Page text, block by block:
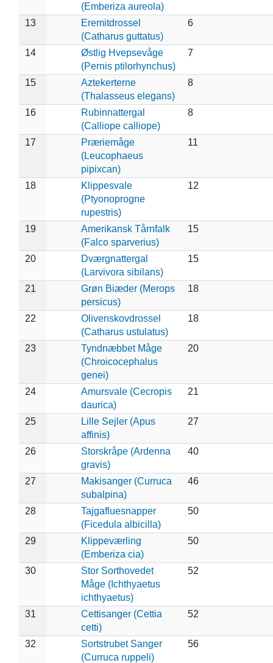
(Emberiza aureola)
13
Eremitdrossel
(Catharus guttatus)
6
14
Østlig Hvepsevåge
(Pernis ptilorhynchus)
7
15
Aztekerterne
(Thalasseus elegans)
8
16
Rubinnattergal
(Calliope calliope)
8
17
Præriemåge
(Leucophaeus
pipixcan)
11
18
Klippesvale
(Ptyonoprogne
rupestris)
12
19
Amerikansk Tårnfalk
(Falco sparverius)
15
20
Dværgnattergal
(Larvivora sibilans)
15
21
Grøn Biæder (Merops
persicus)
18
22
Olivenskovdrossel
(Catharus ustulatus)
18
23
Tyndnæbbet Måge
(Chroicocephalus
genei)
20
24
Amursvale (Cecropis
daurica)
21
25
Lille Sejler (Apus
affinis)
27
26
Storskråpe (Ardenna
gravis)
40
27
Makisanger (Curruca
subalpina)
46
28
Tajgafluesnapper
(Ficedula albicilla)
50
29
Klippeværling
(Emberiza cia)
50
30
Stor Sorthovedet
Måge (Ichthyaetus
ichthyaetus)
52
31
Cettisanger (Cettia
cetti)
52
32
Sortstrubet Sanger
(Curruca ruppeli)
56